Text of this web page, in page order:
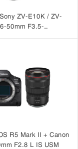
ZV-E10K / ZV-
50mm F3.5-
R5 Mark II + Canon
F2.8 L IS USM